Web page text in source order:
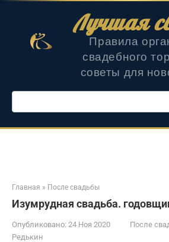
Лучшая
Правила
свадебного
советы для
Поиск:
Главная » После свадьбы
Изумрудная свадьба.
Опубликовано: 24 Ноя 2020 После
Редькин